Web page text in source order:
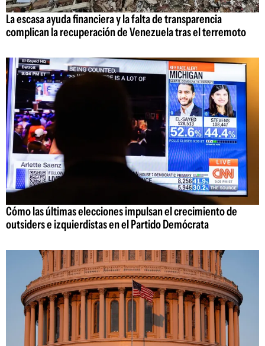
La escasa ayuda financiera y la falta de transparencia
complican la recuperación de Venezuela tras el terremoto
Cómo las últimas elecciones impulsan el crecimiento de
outsiders e izquierdistas en el Partido Demócrata